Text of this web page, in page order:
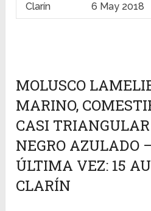
Clarín
6 May 2018
MOLUSCO
MARINO,
CASI TRIANGULAR
NEGRO AZULADO
ÚLTIMA VEZ: 15
CLARÍN